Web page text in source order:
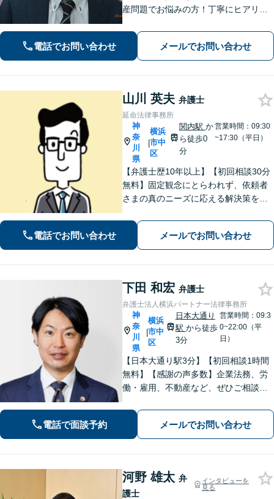
産問題でお悩みの方！丁寧にヒアリン
【関内駅徒歩5分】【初回面談無料】
【夜間/休日対応可能】
電話でお問い合わせ メールでお問い合わせ
山川 英夫 弁護士
延命法律事務所
神
奈
川
県
|
横浜
市中
区
関内駅 か
ら徒歩0
分
営業時間：09:30
~17:30（平日）
【弁護士歴10年以上】【初回相談30分
無料】固定観念にとらわれず、依頼者
さまの真のニーズに応える解決策を導
士業との連携で不動産トラブルや相続
問題にワンストップの対応も可能【WE
B面談対応】【関内駅3分】
電話でお問い合わせ メールでお問い合わせ
下田 和宏 弁護士
弁護士法人横浜パートナー法律事務所
神
奈
川
県
|
横浜
市中
区
日本大通り
駅 から徒歩
3分
営業時間：09:3
0~22:00（平
日）
【日本大通り駅3分】【初回相談1時間
無料】【感謝の声多数】企業法務、労
働・雇用、不動産など、ぜひご相談く
ーガルサービスの提供を心がけており
ます。お困りの場合は、ぜひご相談く
ださい。【休日・夜間面談可】【電話
相談可】
電話で面談予約 メールでお問い合わせ
河野 雄太 弁
護士
インタビューを
見る